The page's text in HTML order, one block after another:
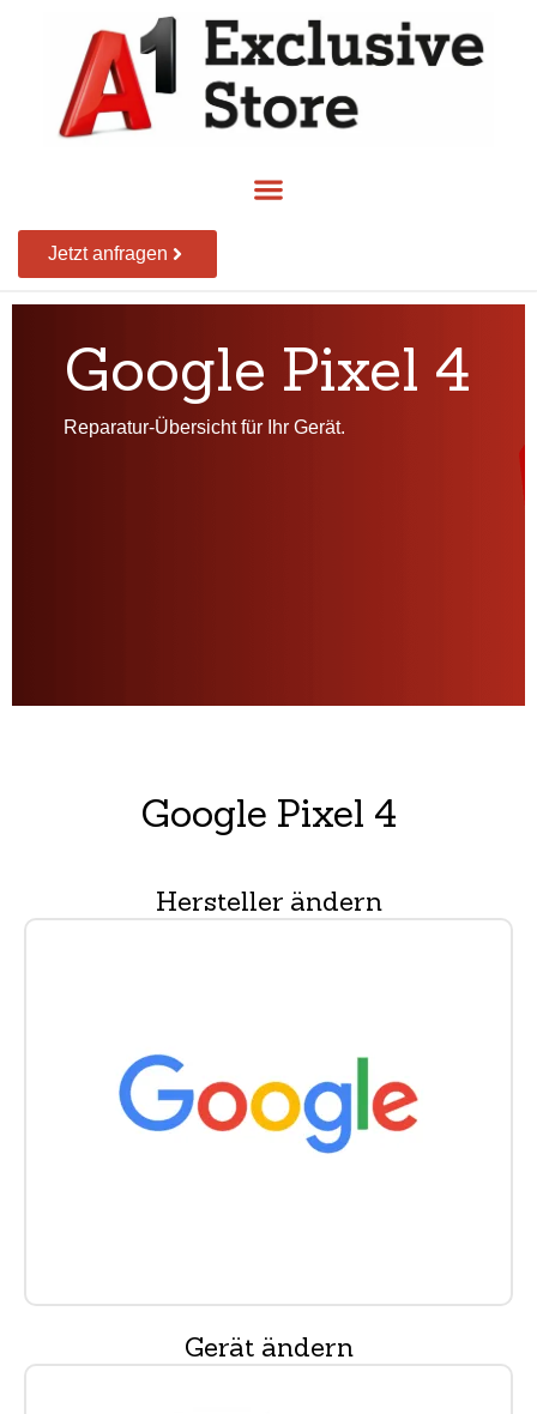
Jetzt anfragen
Google Pixel 4
Reparatur-Übersicht für Ihr Gerät.
Google Pixel 4
Hersteller ändern
Gerät ändern